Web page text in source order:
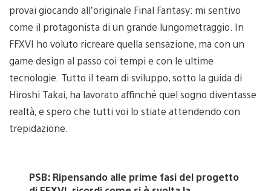
provai giocando all’originale Final Fantasy: mi sentivo
come il protagonista di un grande lungometraggio. In
FFXVI ho voluto ricreare quella sensazione, ma con un
game design al passo coi tempi e con le ultime
tecnologie. Tutto il team di sviluppo, sotto la guida di
Hiroshi Takai, ha lavorato affinché quel sogno diventasse
realtà, e spero che tutti voi lo stiate attendendo con
trepidazione.
PSB: Ripensando alle prime fasi del progetto